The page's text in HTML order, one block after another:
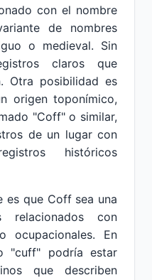
con el nombre
de nombres
o medieval. Sin
claros que
Otra posibilidad es
origen toponímico,
"Coff" o similar,
de un lugar con
históricos
es que Coff sea una
relacionados con
ocupacionales. En
"cuff" podría estar
que describen